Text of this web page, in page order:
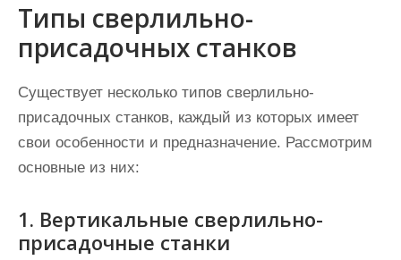
Типы сверлильно-
присадочных станков
Существует несколько типов сверлильно-
присадочных станков, каждый из которых имеет
свои особенности и предназначение. Рассмотрим
основные из них:
1. Вертикальные сверлильно-
присадочные станки